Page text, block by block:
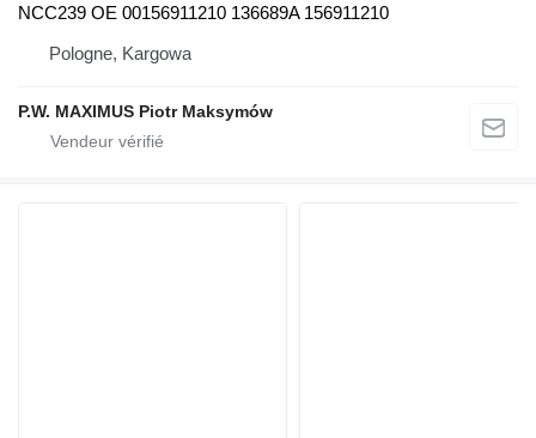
NCC239 OE 00156911210 136689A 156911210
Pologne, Kargowa
P.W. MAXIMUS Piotr Maksymów